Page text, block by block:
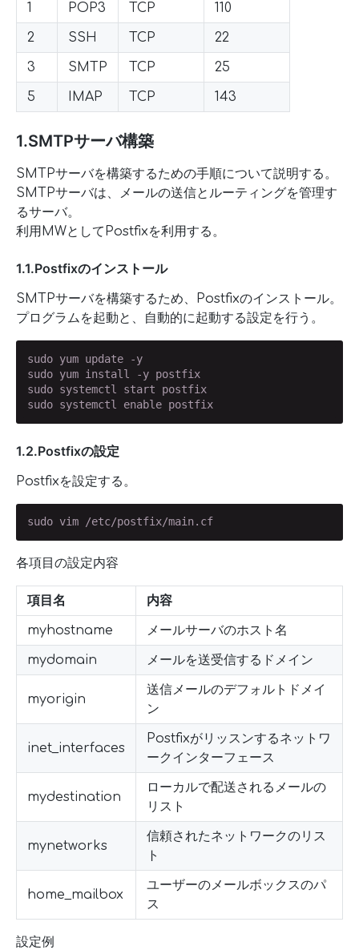
1 POP3 TCP 110
2 SSH TCP 22
3 SMTP TCP 25
5 IMAP TCP 143
1.SMTPサーバ構築
SMTPサーバを構築するための手順について説明する。
SMTPサーバは、メールの送信とルーティングを管理す
るサーバ。
利用MWとしてPostfixを利用する。
1.1.Postfixのインストール
SMTPサーバを構築するため、Postfixのインストール。
プログラムを起動と、自動的に起動する設定を行う。
sudo yum update -y
sudo yum install -y postfix
sudo systemctl start postfix
sudo systemctl enable postfix
1.2.Postfixの設定
Postfixを設定する。
sudo vim /etc/postfix/main.cf
各項目の設定内容
項目名 内容
myhostname メールサーバのホスト名
mydomain メールを送受信するドメイン
myorigin
送信メールのデフォルトドメイ
ン
inet_interfaces
Postfixがリッスンするネットワ
ークインターフェース
mydestination
ローカルで配送されるメールの
リスト
mynetworks
信頼されたネットワークのリス
ト
home_mailbox
ユーザーのメールボックスのパ
ス
設定例